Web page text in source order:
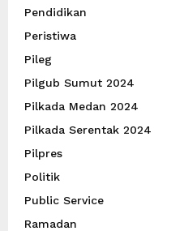
Pendidikan
Peristiwa
Pileg
Pilgub Sumut 2024
Pilkada Medan 2024
Pilkada Serentak 2024
Pilpres
Politik
Public Service
Ramadan